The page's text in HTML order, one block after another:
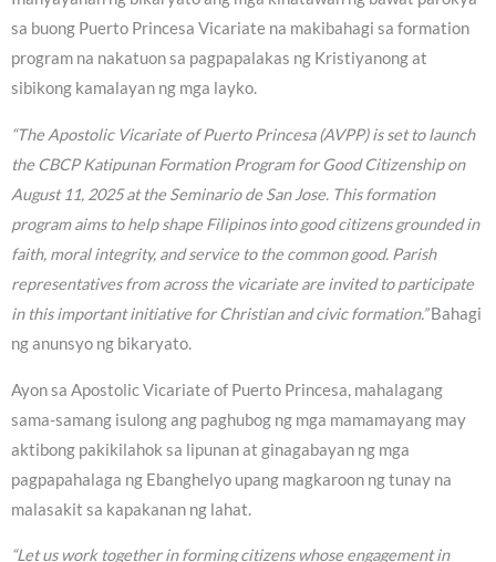
sa buong Puerto Princesa Vicariate na makibahagi sa formation
program na nakatuon sa pagpapalakas ng Kristiyanong at
sibikong kamalayan ng mga layko.
“The Apostolic Vicariate of Puerto Princesa (AVPP) is set to launch
the CBCP Katipunan Formation Program for Good Citizenship on
August 11, 2025 at the Seminario de San Jose. This formation
program aims to help shape Filipinos into good citizens grounded in
faith, moral integrity, and service to the common good. Parish
representatives from across the vicariate are invited to participate
in this important initiative for Christian and civic formation.”Bahagi
ng anunsyo ng bikaryato.
Ayon sa Apostolic Vicariate of Puerto Princesa, mahalagang
sama-samang isulong ang paghubog ng mga mamamayang may
aktibong pakikilahok sa lipunan at ginagabayan ng mga
pagpapahalaga ng Ebanghelyo upang magkaroon ng tunay na
malasakit sa kapakanan ng lahat.
“Let us work together in forming citizens whose engagement in